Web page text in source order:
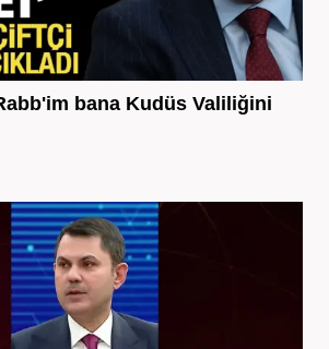
bana Kudüs Valiliğini